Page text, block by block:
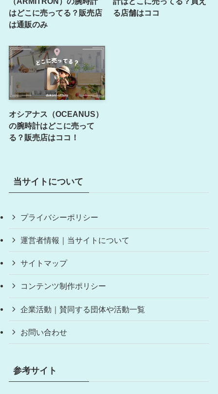
はどこに売ってる？販売店
は通販のみ
る店舗はココ
オシアナス（OCEANUS）
の腕時計はどこに売って
る？販売店はココ！
当サイトについて
プライバシーポリシー
運営者情報｜当サイトについて
サイトマップ
コンテンツ制作ポリシー
企業活動｜賛同する団体や活動一覧
お問い合わせ
参考サイト